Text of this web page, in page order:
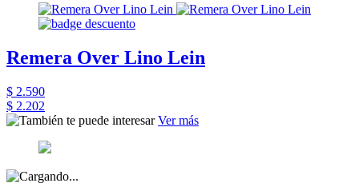
Remera Over Lino Lein
$ 2.590
$ 2.202
Ver más